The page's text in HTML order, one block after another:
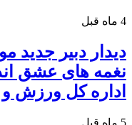
4 ماه قبل
دیدار دبیر
نغمه های عشق
اداره کل ورزش
5 ماه قبل